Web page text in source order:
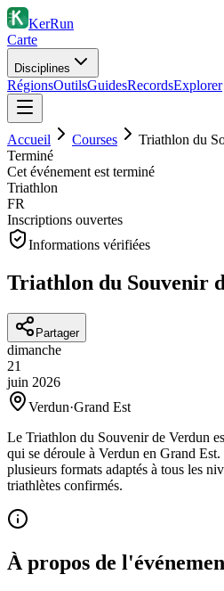
KerRun
Carte
Disciplines
RégionsOutilsGuidesRecordsExplorer
Accueil Courses
Triathlon du
Terminé
Cet événement est terminé
Triathlon
FR
Inscriptions ouvertes
Informations vérifiées
Triathlon du Souvenir
Partager
dimanche
21
juin 2026
Verdun·Grand Est
Le Triathlon du Souvenir de Verdun
qui se déroule à Verdun en Grand
plusieurs formats adaptés à tous les
triathlètes confirmés.
À propos de